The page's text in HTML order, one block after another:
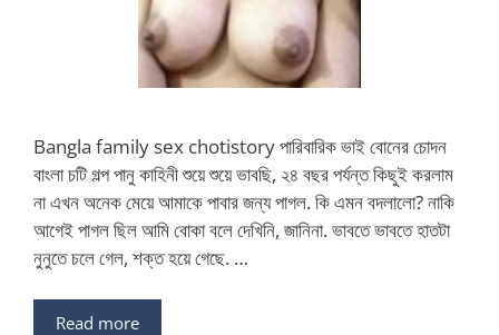
Bangla family sex chotistory পারিবারিক ভাই বোনের চোদন
বাংলা চটি গল্প পানু কাহিনী শুয়ে শুয়ে ভাবছি, ২৪ বছর পর্যন্ত কিছুই করলাম
না এখন অনেক মেয়ে আমাকে পাবার জন্য পাগল. কি এমন বদলালো? নাকি
আগেই পাগল ছিল আমি বোকা বলে দেখিনি, জানিনা. ভাবতে ভাবতে হাতটা
নুনুতে চলে গেল, শক্ত হয়ে গেছে. …
Read more